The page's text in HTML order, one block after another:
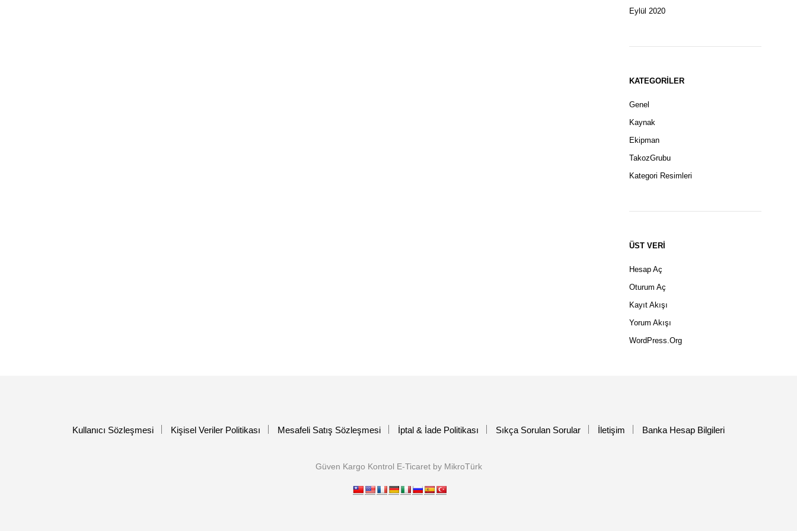
Eylül 2020
KATEGORILER
Genel
Kaynak
Ekipman
TakozGrubu
Kategori Resimleri
ÜST VERI
Hesap Aç
Oturum Aç
Kayıt Akışı
Yorum Akışı
WordPress.org
Kullanıcı Sözleşmesi Kişisel Veriler Politikası Mesafeli Satış Sözleşmesi İptal & İade Politikası Sıkça Sorulan Sorular İletişim Banka Hesap Bilgileri
Güven Kargo Kontrol E-Ticaret by MikroTürk